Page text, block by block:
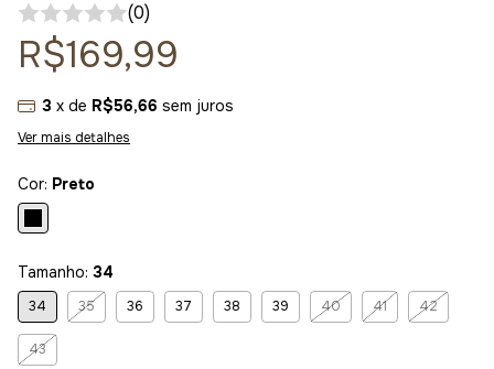
(0)
R$169,99
3 x de R$56,66 sem juros
Ver mais detalhes
Cor: Preto
Tamanho: 34
34 35 36 37 38 39 40 41 42
43